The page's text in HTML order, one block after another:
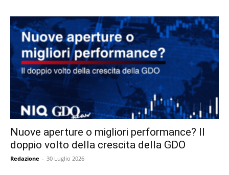
Nuove aperture o migliori performance? Il
doppio volto della crescita della GDO
Redazione - 30 Luglio 2026